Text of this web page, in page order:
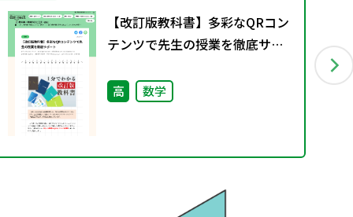
【改訂版教科書】多彩なQRコン
テンツで先生の授業を徹底サポ
高 数学